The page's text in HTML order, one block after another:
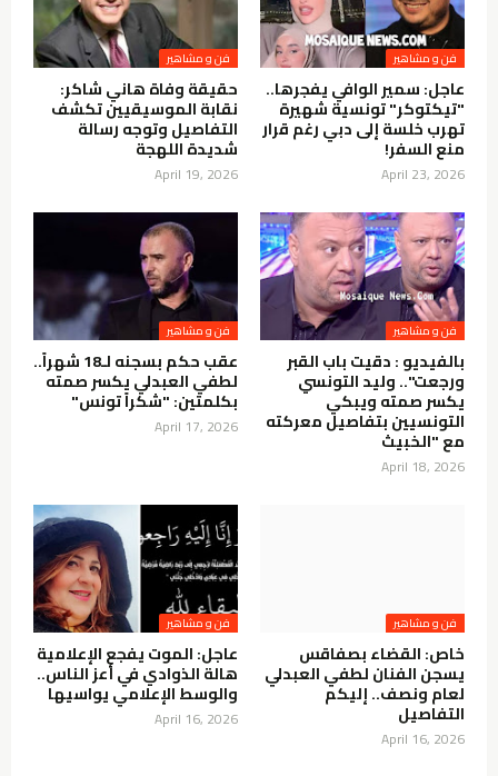
فن و مشاهير
عاجل: سمير الوافي يفجرها..
"تيكتوكر" تونسية شهيرة
تهرب خلسة إلى دبي رغم قرار
منع السفر!
April 23, 2026
فن و مشاهير
حقيقة وفاة هاني شاكر:
نقابة الموسيقيين تكشف
التفاصيل وتوجه رسالة
شديدة اللهجة
April 19, 2026
فن و مشاهير
بالفيديو : دقيت باب القبر
ورجعت".. وليد التونسي
يكسر صمته ويبكي
التونسيين بتفاصيل معركته
مع "الخبيث
April 18, 2026
فن و مشاهير
عقب حكم بسجنه لـ18 شهراً..
لطفي العبدلي يكسر صمته
بكلمتين: "شكراً تونس"
April 17, 2026
فن و مشاهير
خاص: القضاء بصفاقس
يسجن الفنان لطفي العبدلي
لعام ونصف.. إليكم
التفاصيل
April 16, 2026
فن و مشاهير
عاجل: الموت يفجع الإعلامية
هالة الذوادي في أعز الناس..
والوسط الإعلامي يواسيها
April 16, 2026